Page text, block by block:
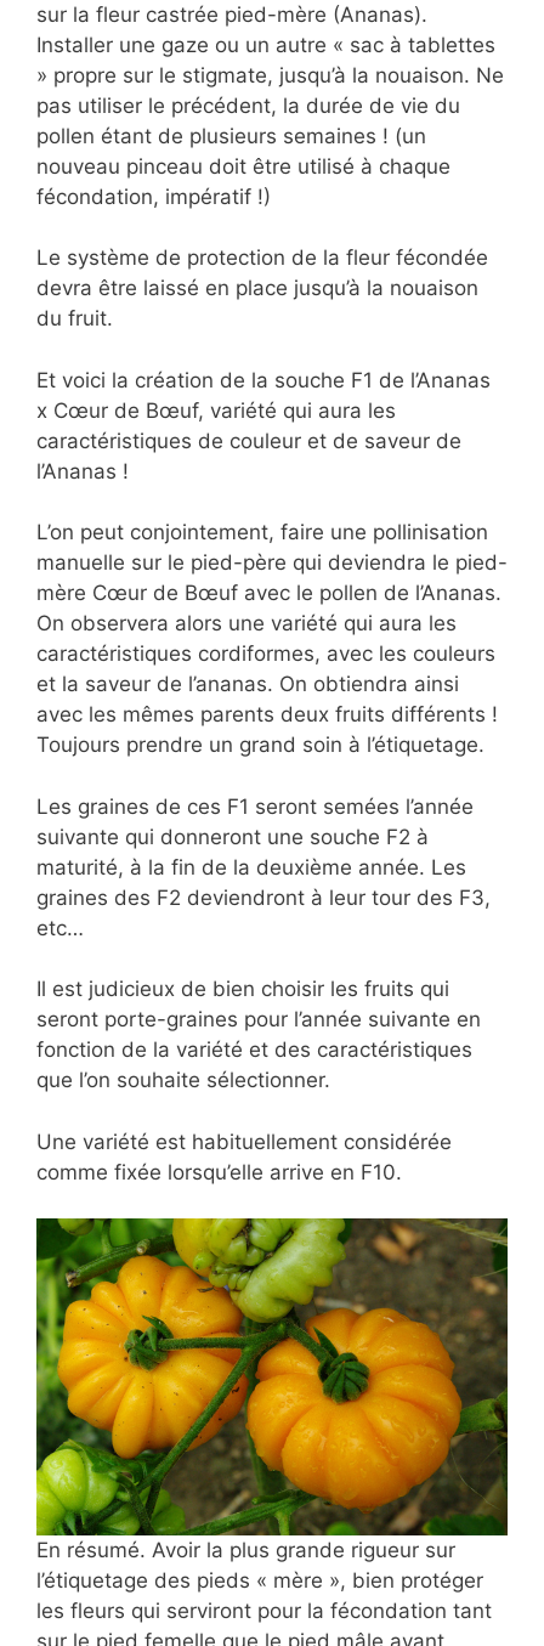
sur la fleur castrée pied-mère (Ananas).
Installer une gaze ou un autre « sac à tablettes
» propre sur le stigmate, jusqu’à la nouaison. Ne
pas utiliser le précédent, la durée de vie du
pollen étant de plusieurs semaines ! (un
nouveau pinceau doit être utilisé à chaque
fécondation, impératif !)
Le système de protection de la fleur fécondée
devra être laissé en place jusqu’à la nouaison
du fruit.
Et voici la création de la souche F1 de l’Ananas
x Cœur de Bœuf, variété qui aura les
caractéristiques de couleur et de saveur de
l’Ananas !
L’on peut conjointement, faire une pollinisation
manuelle sur le pied-père qui deviendra le pied-
mère Cœur de Bœuf avec le pollen de l’Ananas.
On observera alors une variété qui aura les
caractéristiques cordiformes, avec les couleurs
et la saveur de l’ananas. On obtiendra ainsi
avec les mêmes parents deux fruits différents !
Toujours prendre un grand soin à l’étiquetage.
Les graines de ces F1 seront semées l’année
suivante qui donneront une souche F2 à
maturité, à la fin de la deuxième année. Les
graines des F2 deviendront à leur tour des F3,
etc…
Il est judicieux de bien choisir les fruits qui
seront porte-graines pour l’année suivante en
fonction de la variété et des caractéristiques
que l’on souhaite sélectionner.
Une variété est habituellement considérée
comme fixée lorsqu’elle arrive en F10.
En résumé. Avoir la plus grande rigueur sur
l’étiquetage des pieds « mère », bien protéger
les fleurs qui serviront pour la fécondation tant